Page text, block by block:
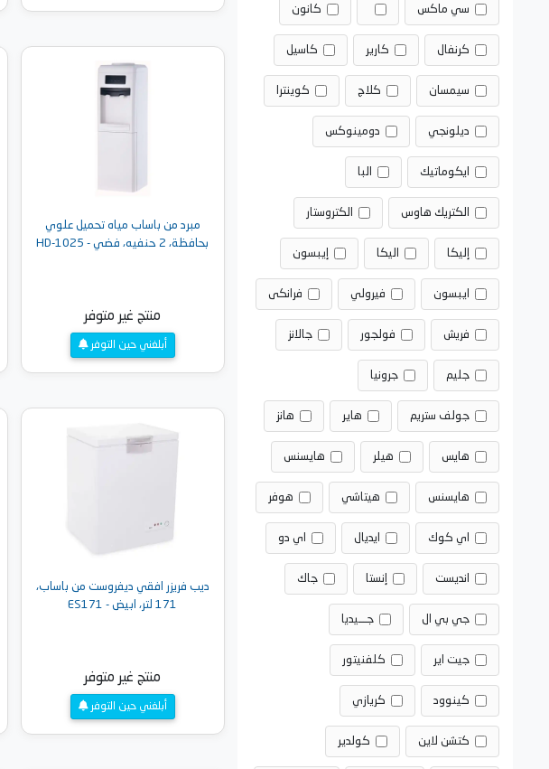
سي ماكس كانون
كرنفال كارير كاسيل
سيمسان كلاج كوينترا
ديلونجي دومينوكس
ايكوماتيك البا
الكتريك هاوس الكتروستار
إليكا اليكا إيبسون
ايبسون فيرولي فرانكى
فريش فولجور جالانز
جليم جرونيا
جولف ستريم هاير هانز
هايس هيلر هايسنس
هايسنس هيتاشي هوفر
اي كوك ايديال اي دو
انديست إنستا جاك
جي بي ال جـــيديا
جيت اير كلفنيتور
كينوود كريازي
كتشن لاين كولدير
أضف إلى السلة
مبرد من باساب مياه تحميل علوي
بحافظة، 2 حنفيه، فضي - HD-1025
منتج غير متوفر
أبلغني حين التوفر
ديب فريزر افقي ديفروست من باساب،
171 لتر، ابيض - ES171
منتج غير متوفر
أبلغني حين التوفر